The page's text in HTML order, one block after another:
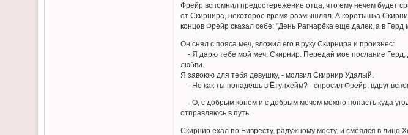
Фрейр вспомнил предостережение отца, что ему нечем будет
от Скирнира, некоторое время размышлял. А коротышка
концов Фрейр сказал себе: "День Рагнарёка еще далек, а в Герд
Он снял с пояса меч, вложил его в руку Скирнира и произнес:
- Я дарю тебе мой меч, Скирнир. Передай мое послание Герд,
любви.
Я завоюю для тебя девушку, - молвил Скирнир Удалый.
- Но как ты попадешь в Ётунхейм? - спросил Фрейр, вдруг
- О, с добрым конем и с добрым мечом можно попасть куда
отправляюсь в путь.
Скирнир ехал по Биврёсту, радужному мосту, и смеялся в лицо